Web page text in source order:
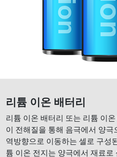
리튬 이온 배터리
리튬 이온 배터리 또는 리튬 이
이 전해질을 통해 음극에서 양
역방향으로 이동하는 셀로 구성
튬 이온 전지는 양극에서 재료